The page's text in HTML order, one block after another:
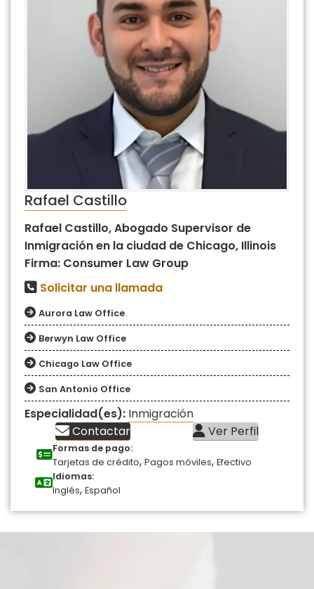
Rafael Castillo
Rafael Castillo, Abogado Supervisor de
Inmigración en la ciudad de Chicago, Illinois
Firma: Consumer Law Group
Solicitar una llamada
Aurora Law Office
Berwyn Law Office
Chicago Law Office
San Antonio Office
Especialidad(es): Inmigración
Contactar
Ver Perfil
Formas de pago:
Tarjetas de crédito, Pagos móviles, Efectivo
Idiomas:
Inglés, Español